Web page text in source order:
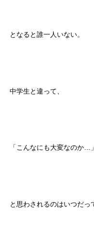
となると誰一人いない。
中学生と違って、
「こんなにも大変なのか…」
と思わされるのはいつだっ